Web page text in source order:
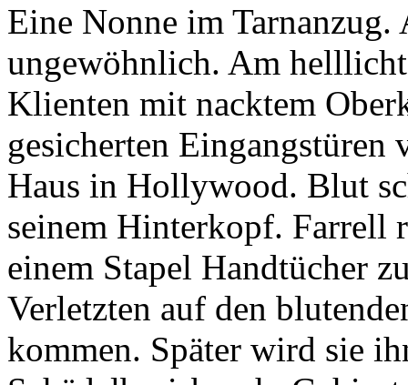
Eine Nonne im
ungewöhnlich. Am
Klienten mit nacktem
gesicherten
Haus in Hollywood. Blut
seinem Hinterkopf.
einem Stapel Handtücher
Verletzten auf den
kommen. Später wird sie